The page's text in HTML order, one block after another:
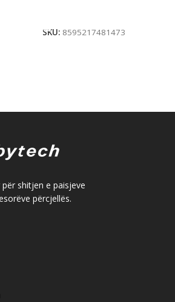
SKU: 8595217481473
shitjen e paisjeve
përcjellës.